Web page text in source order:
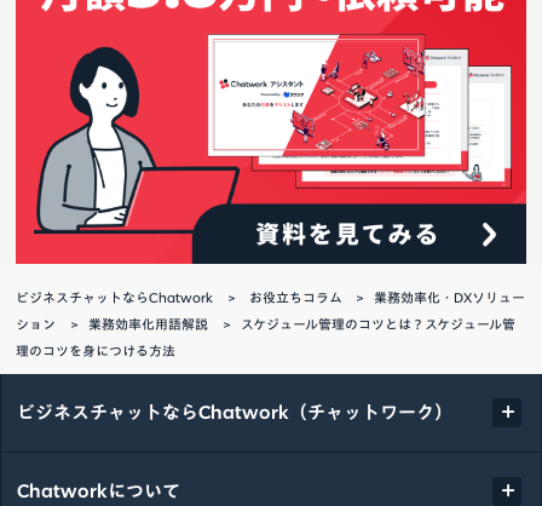
ビジネスチャットならChatwork お役立ちコラム
業務効率化・DXソリュー
ション
業務効率化用語解説
スケジュール管理のコツとは？スケジュール管
理のコツを身につける方法
ビジネスチャットならChatwork（チャットワーク）
Chatworkについて